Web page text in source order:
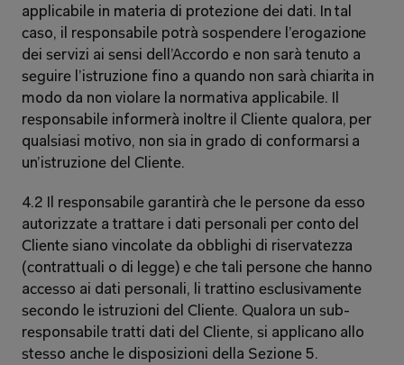
applicabile in materia di protezione dei dati. In tal
caso, il responsabile potrà sospendere l’erogazione
dei servizi ai sensi dell’Accordo e non sarà tenuto a
seguire l’istruzione fino a quando non sarà chiarita in
modo da non violare la normativa applicabile. Il
responsabile informerà inoltre il Cliente qualora, per
qualsiasi motivo, non sia in grado di conformarsi a
un’istruzione del Cliente.
4.2 Il responsabile garantirà che le persone da esso
autorizzate a trattare i dati personali per conto del
Cliente siano vincolate da obblighi di riservatezza
(contrattuali o di legge) e che tali persone che hanno
accesso ai dati personali, li trattino esclusivamente
secondo le istruzioni del Cliente. Qualora un sub-
responsabile tratti dati del Cliente, si applicano allo
stesso anche le disposizioni della Sezione 5.